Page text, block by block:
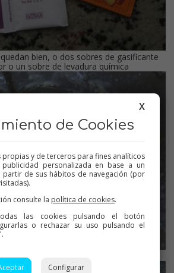
bien, o dos sobres de gasificante
o un sobre de levadura química
Masa lista
X
de Cookies
propias y de terceros para fines analíticos
personalizada en base a un
de sus hábitos de navegación (por
consulte la política de cookies.
las cookies pulsando el botón
o rechazar su uso pulsando el
Configurar